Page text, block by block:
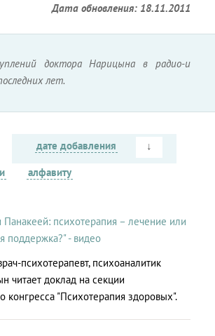
Дата обновления: 18.11.2011
доктора Нарицына в радио-и
лет.
дате добавления
↓
алфавиту
психотерапия – лечение или
поддержка?" - видео
психотерапевт, психоаналитик
читает доклад на секции
конгресса "Психотерапия здоровых".